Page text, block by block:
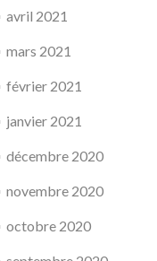
avril 2021
mars 2021
février 2021
janvier 2021
décembre 2020
novembre 2020
octobre 2020